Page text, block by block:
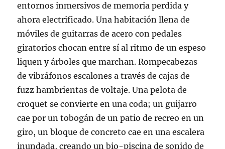
entornos inmersivos de memoria perdida y
ahora electrificado. Una habitación llena de
móviles de guitarras de acero con pedales
giratorios chocan entre sí al ritmo de un espeso
liquen y árboles que marchan. Rompecabezas
de vibráfonos escalones a través de cajas de
fuzz hambrientas de voltaje. Una pelota de
croquet se convierte en una coda; un guijarro
cae por un tobogán de un patio de recreo en un
giro, un bloque de concreto cae en una escalera
inundada, creando un bio-piscina de sonido de